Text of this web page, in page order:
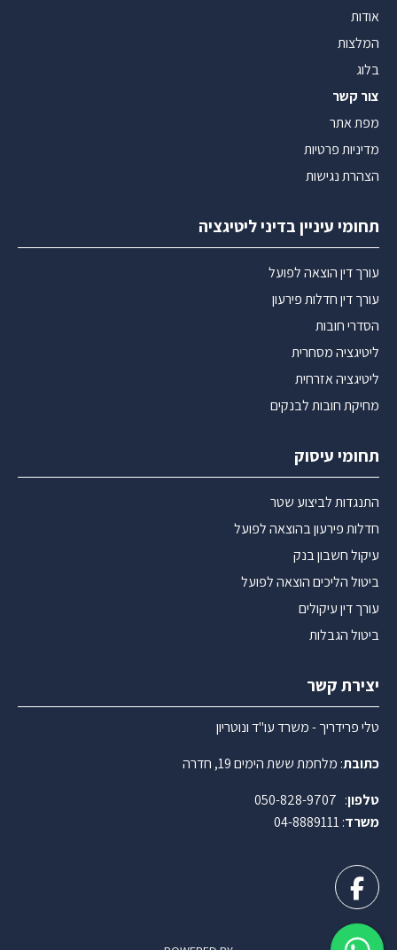
אודות
המלצות
בלוג
צור קשר
מפת אתר
מדיניות פרטיות
הצהרת נגישות
תחומי עיניין בדיני ליטיגציה
עורך דין הוצאה לפועל
עורך דין חדלות פירעון
הסדרי חובות
ליטיגציה מסחרית
ליטיגציה אזרחית
מחיקת חובות לבנקים
תחומי עיסוק
התנגדות לביצוע שטר
חדלות פירעון בהוצאה לפועל
עיקול חשבון בנק
ביטול הליכים הוצאה לפועל
עורך דין עיקולים
ביטול הגבלות
יצירת קשר
טלי פרידריך - משרד עו"ד ונוטריון
כתובת: מלחמת ששת הימים 19, חדרה
טלפון:
050-828-9707
משרד: 04-8889111